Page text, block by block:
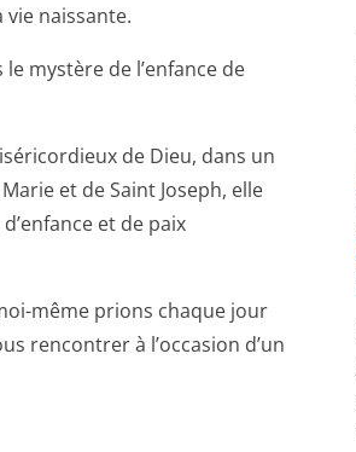
naissante.
mystère de l’enfance de
de Dieu, dans un
et de Saint Joseph, elle
et de paix
même prions chaque jour
rencontrer à l’occasion d’un